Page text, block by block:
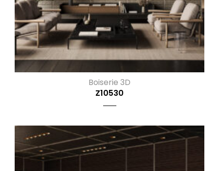
Boiserie 3D
Z10530